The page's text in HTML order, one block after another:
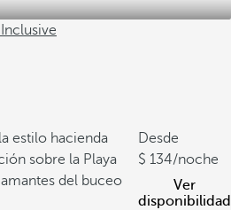
estilo hacienda
sobre la Playa
amantes del buceo
Desde
134/noche
Ver
disponibilidad